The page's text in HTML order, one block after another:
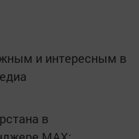
и интересным в
в